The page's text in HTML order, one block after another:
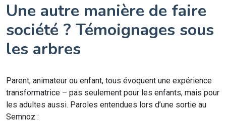
Une autre manière de faire
société ? Témoignages sous
les arbres
Parent, animateur ou enfant, tous évoquent une expérience
transformatrice – pas seulement pour les enfants, mais pour
les adultes aussi. Paroles entendues lors d’une sortie au
Semnoz :